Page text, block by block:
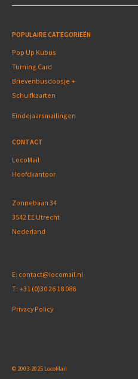
POPULAIRE CATEGORIEËN
Pop Up Kubus
Turning Card
Brievenbusdoosje +
Schuifkaarten
Eindejaarsmailingen
CONTACT
LocoMail
Hoofdkantoor
Zonnebaan 34
3542 EE Utrecht
Nederland
E: contact@locomail.nl
T: +31 (0)30 26 18 086
Privacy Policy
© 2003-2025 LocoMail